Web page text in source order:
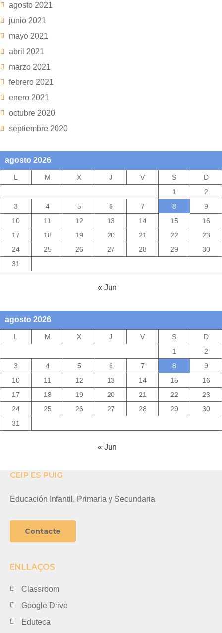
agosto 2021
junio 2021
mayo 2021
abril 2021
marzo 2021
febrero 2021
enero 2021
octubre 2020
septiembre 2020
agosto 2026
L M X J V S
D
1
2
3
4 5 6 7 8
9
10
11 12 13 14 15
16
17
18 19 20 21 22
23
24
25 26 27 28 29
30
31
« Jun
agosto 2026
L M X J V S
D
1
2
3
4 5 6 7 8
9
10
11 12 13 14 15
16
17
18 19 20 21 22
23
24
25 26 27 28 29
30
31
« Jun
CEIP ES PUIG
Educación Infantil, Primaria y Secundaria
Contacte
ENLLAÇOS
Classroom
Google Drive
Eduteca